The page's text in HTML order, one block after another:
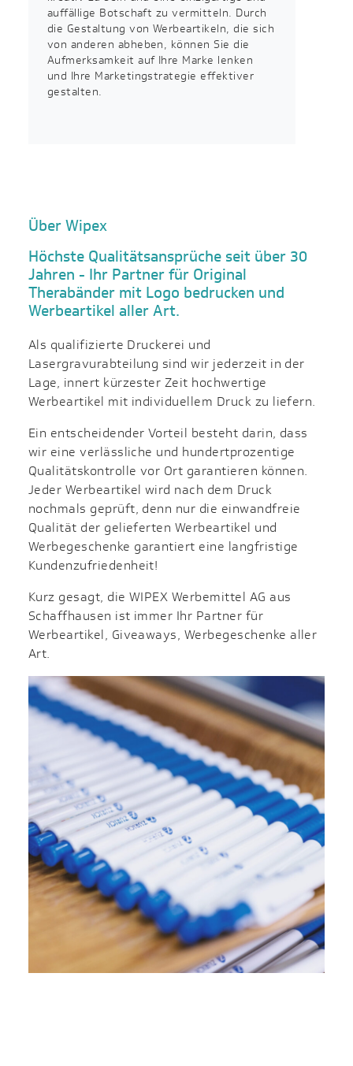
auffällige Botschaft zu vermitteln. Durch
die Gestaltung von Werbeartikeln, die sich
von anderen abheben, können Sie die
Aufmerksamkeit auf Ihre Marke lenken
und Ihre Marketingstrategie effektiver
gestalten.
Über Wipex
Höchste Qualitätsansprüche seit über 30
Jahren - Ihr Partner für Original
Therabänder mit Logo bedrucken und
Werbeartikel aller Art.
Als qualifizierte Druckerei und
Lasergravurabteilung sind wir jederzeit in der
Lage, innert kürzester Zeit hochwertige
Werbeartikel mit individuellem Druck zu liefern.
Ein entscheidender Vorteil besteht darin, dass
wir eine verlässliche und hundertprozentige
Qualitätskontrolle vor Ort garantieren können.
Jeder Werbeartikel wird nach dem Druck
nochmals geprüft, denn nur die einwandfreie
Qualität der gelieferten Werbeartikel und
Werbegeschenke garantiert eine langfristige
Kundenzufriedenheit!
Kurz gesagt, die WIPEX Werbemittel AG aus
Schaffhausen ist immer Ihr Partner für
Werbeartikel, Giveaways, Werbegeschenke aller
Art.